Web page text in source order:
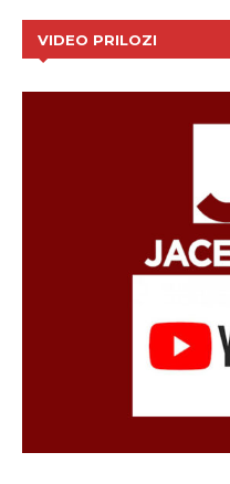
VIDEO PRILOZI